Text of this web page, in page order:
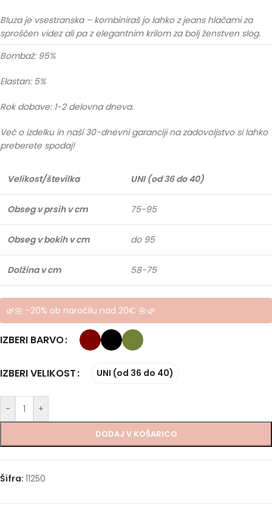
Bluza je vsestranska – kombiniraš jo lahko z jeans hlačami za
sproščen videz ali pa z elegantnim krilom za bolj ženstven slog.
Bombaž: 95%
Elastan: 5%
Rok dobave: 1-2 delovna dneva.
Več o izdelku in naši 30-dnevni garanciji na zadovoljstvo si lahko
preberete spodaj!
Velikost/številka UNI (od 36 do 40)
Obseg v prsih v cm 75-95
Obseg v bokih v cm do 95
Dolžina v cm 58-75
🌿🌼 -20% ob naročilu nad 20€ 🌼🌿
IZBERI BARVO
IZBERI VELIKOST UNI (od 36 do 40)
- +
DODAJ V KOŠARICO
Šifra: 11250